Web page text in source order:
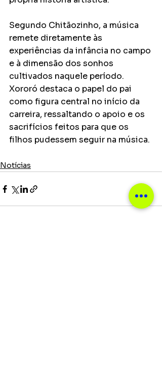
Segundo Chitãozinho, a música
remete diretamente às
experiências da infância no campo
e à dimensão dos sonhos
cultivados naquele período.
Xororó destaca o papel do pai
como figura central no início da
carreira, ressaltando o apoio e os
sacrifícios feitos para que os
filhos pudessem seguir na música.
Notícias